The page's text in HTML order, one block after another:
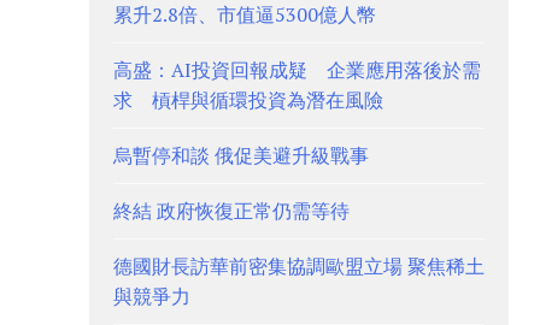
累升2.8倍、市值逼5300億人幣
高盛：AI投資回報成疑 企業應用落後於需
求 槓桿與循環投資為潛在風險
烏暫停和談 俄促美避升級戰事
終結 政府恢復正常仍需等待
德國財長訪華前密集協調歐盟立場 聚焦稀土
與競爭力